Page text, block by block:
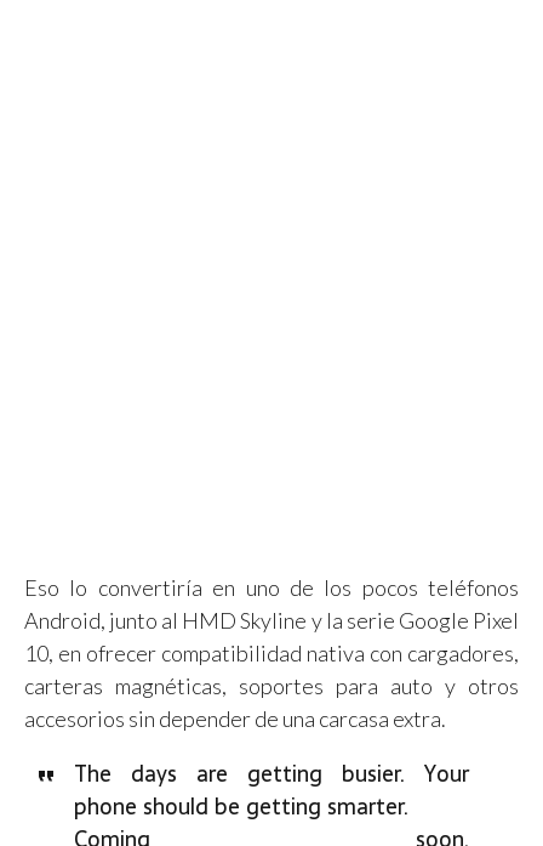
Eso lo convertiría en uno de los pocos teléfonos
Android, junto al HMD Skyline y la serie Google Pixel
10, en ofrecer compatibilidad nativa con cargadores,
carteras magnéticas, soportes para auto y otros
accesorios sin depender de una carcasa extra.
The days are getting busier. Your
phone should be getting smarter.